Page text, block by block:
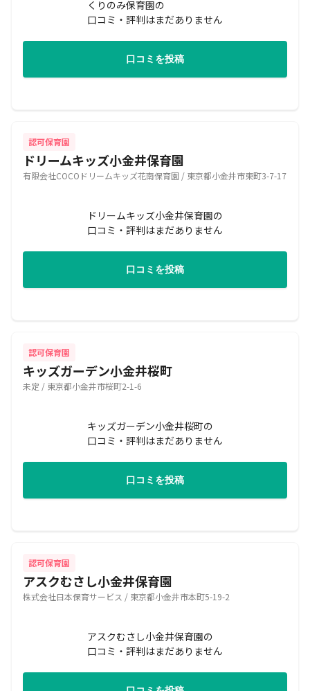
くりのみ保育園の
口コミ・評判はまだありません
口コミを投稿
認可保育園
ドリームキッズ小金井保育園
有限会社COCOドリームキッズ花南保育園 / 東京都小金井市東町3-7-17
ドリームキッズ小金井保育園の
口コミ・評判はまだありません
口コミを投稿
認可保育園
キッズガーデン小金井桜町
未定 / 東京都小金井市桜町2-1-6
キッズガーデン小金井桜町の
口コミ・評判はまだありません
口コミを投稿
認可保育園
アスクむさし小金井保育園
株式会社日本保育サービス / 東京都小金井市本町5-19-2
アスクむさし小金井保育園の
口コミ・評判はまだありません